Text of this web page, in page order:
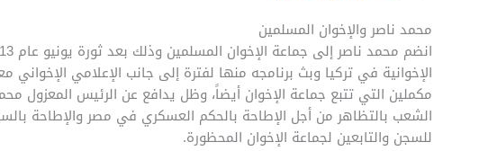
محمد ناصر والإخوان المسلمين
الإخوانية في تركيا وبث برنامجه منها لفترة إلى جانب الإعلامي
مكملين التي تتبع جماعة الإخوان أيضاً، وظل يدافع عن الرئيس المعزول
الشعب بالتظاهر من أجل الإطاحة بالحكم العسكري في مصر والإطاحة
للسجن والتابعين لجماعة الإخوان المحظورة.